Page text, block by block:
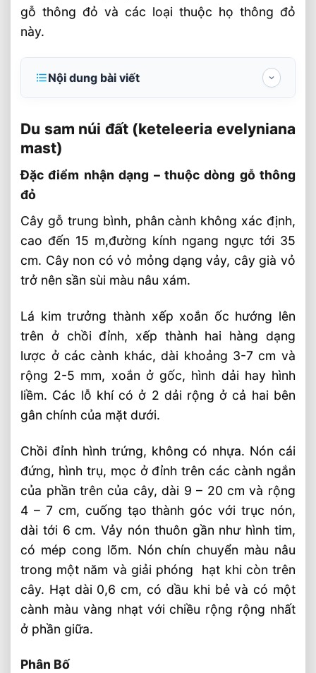
gỗ thông đỏ và các loại thuộc họ thông đỏ
này.
Nội dung bài viết
mast)
thông đỏ
Sinh Thái
Tình Trạng
Nhân Giống
Thông xuân nha (pinus aff. armandii
Tên khác
Đặc điểm nhận dạng
Phân Bố
Thông pà cò ( pinus kwangtungensis chun
ex tsiang )
Đặc điểm nhận dạng
Phân bố
Sinh thái
Dẻ tùng sọc hẹp (mentotaxus argotaenia
(hance) pilger )
Đặc điểm nhận dạng
Du sam núi đất (keteleeria evelyniana
mast)
Đặc điểm nhận dạng – thuộc dòng gỗ thông
đỏ
Cây gỗ trung bình, phân cành không xác định,
cao đến 15 m,đường kính ngang ngực tới 35
cm. Cây non có vỏ mỏng dạng vảy, cây già vỏ
trở nên sần sùi màu nâu xám.
Lá kim trưởng thành xếp xoắn ốc hướng lên
trên ở chồi đỉnh, xếp thành hai hàng dạng
lược ở các cành khác, dài khoảng 3-7 cm và
rộng 2-5 mm, xoắn ở gốc, hình dải hay hình
liềm. Các lỗ khí có ở 2 dải rộng ở cả hai bên
gân chính của mặt dưới.
Chồi đỉnh hình trứng, không có nhựa. Nón cái
đứng, hình trụ, mọc ở đỉnh trên các cành ngắn
của phần trên của cây, dài 9 – 20 cm và rộng
4 – 7 cm, cuống tạo thành góc với trục nón,
dài tới 6 cm. Vảy nón thuôn gần như hình tim,
có mép cong lõm. Nón chín chuyển màu nâu
trong một năm và giải phóng hạt khi còn trên
cây. Hạt dài 0,6 cm, có dầu khi bẻ và có một
cành màu vàng nhạt với chiều rộng rộng nhất
ở phần giữa.
Phân Bố